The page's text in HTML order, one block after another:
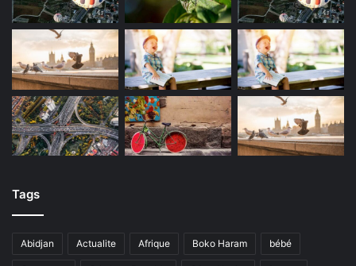
Tags
Abidjan Actualite Afrique Boko Haram bébé